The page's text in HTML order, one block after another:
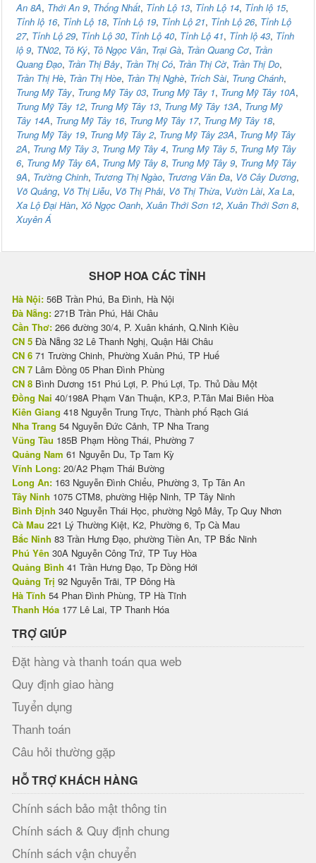
An 8A, Thới An 9, Thống Nhất, Tỉnh Lộ 13, Tỉnh Lộ 14, Tỉnh lộ 15,
Tỉnh lộ 16, Tỉnh Lộ 18, Tỉnh Lộ 19, Tỉnh Lộ 21, Tỉnh Lộ 26, Tỉnh Lộ
27, Tỉnh Lộ 29, Tỉnh Lộ 30, Tỉnh Lộ 40, Tỉnh Lộ 41, Tỉnh lộ 43, Tỉnh
lộ 9, TN02, Tô Ký, Tô Ngọc Vân, Trại Gà, Trần Quang Cơ, Trần
Quang Đạo, Trần Thị Bảy, Trần Thị Có, Trần Thị Cờ, Trần Thị Do,
Trần Thị Hè, Trần Thị Hòe, Trần Thị Nghè, Trích Sài, Trung Chánh,
Trung Mỹ Tây, Trung Mỹ Tây 03, Trung Mỹ Tây 1, Trung Mỹ Tây 10A,
Trung Mỹ Tây 12, Trung Mỹ Tây 13, Trung Mỹ Tây 13A, Trung Mỹ
Tây 14A, Trung Mỹ Tây 16, Trung Mỹ Tây 17, Trung Mỹ Tây 18,
Trung Mỹ Tây 19, Trung Mỹ Tây 2, Trung Mỹ Tây 23A, Trung Mỹ Tây
2A, Trung Mỹ Tây 3, Trung Mỹ Tây 4, Trung Mỹ Tây 5, Trung Mỹ Tây
6, Trung Mỹ Tây 6A, Trung Mỹ Tây 8, Trung Mỹ Tây 9, Trung Mỹ Tây
9A, Trường Chinh, Trương Thị Ngào, Trương Văn Đa, Võ Cây Dương,
Võ Quảng, Võ Thị Liễu, Võ Thị Phải, Võ Thị Thừa, Vườn Lài, Xa La,
Xa Lộ Đại Hàn, Xô Ngọc Oanh, Xuân Thới Sơn 12, Xuân Thới Sơn 8,
Xuyên Á
SHOP HOA CÁC TỈNH
Hà Nội: 56B Trần Phú, Ba Đình, Hà Nội
Đà Nẵng: 271B Trần Phú, Hải Châu
Cần Thơ: 266 đường 30/4, P. Xuân khánh, Q.Ninh Kiều
CN 5 Đà Nẵng 32 Lê Thanh Nghị, Quận Hải Châu
CN 6 71 Trường Chinh, Phường Xuân Phú, TP Huế
CN 7 Lâm Đồng 05 Phan Đình Phùng
CN 8 Bình Dương 151 Phú Lợi, P. Phú Lợi, Tp. Thủ Dầu Một
Đồng Nai 40/198A Phạm Văn Thuận, KP.3, P.Tân Mai Biên Hòa
Kiên Giang 418 Nguyễn Trung Trực, Thành phố Rạch Giá
Nha Trang 54 Nguyễn Đức Cảnh, TP Nha Trang
Vũng Tàu 185B Phạm Hồng Thái, Phường 7
Quảng Nam 61 Nguyễn Du, Tp Tam Kỳ
Vĩnh Long: 20/A2 Phạm Thái Bường
Long An: 163 Nguyễn Đình Chiểu, Phường 3, Tp Tân An
Tây Ninh 1075 CTM8, phường Hiệp Ninh, TP Tây Ninh
Bình Định 340 Nguyễn Thái Học, phường Ngô Mây, Tp Quy Nhơn
Cà Mau 221 Lý Thường Kiệt, K2, Phường 6, Tp Cà Mau
Bắc Ninh 83 Trần Hưng Đạo, phường Tiền An, TP Bắc Ninh
Phú Yên 30A Nguyễn Công Trứ, TP Tuy Hòa
Quảng Bình 41 Trần Hưng Đạo, Tp Đồng Hới
Quảng Trị 92 Nguyễn Trãi, TP Đông Hà
Hà Tĩnh 54 Phan Đình Phùng, TP Hà Tĩnh
Thanh Hóa 177 Lê Lai, TP Thanh Hóa
TRỢ GIÚP
Đặt hàng và thanh toán qua web
Quy định giao hàng
Tuyển dụng
Thanh toán
Câu hỏi thường gặp
HỖ TRỢ KHÁCH HÀNG
Chính sách bảo mật thông tin
Chính sách & Quy định chung
Chính sách vận chuyển